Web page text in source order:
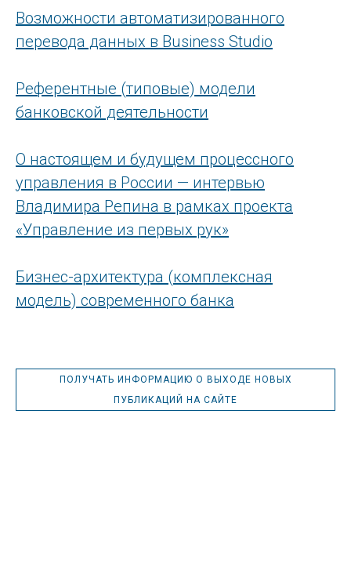
Возможности автоматизированного
перевода данных в Business Studio
Референтные (типовые) модели
банковской деятельности
О настоящем и будущем процессного
управления в России — интервью
Владимира Репина в рамках проекта
«Управление из первых рук»
Бизнес-архитектура (комплексная
модель) современного банка